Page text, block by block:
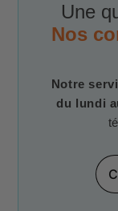
Une
Nos
Notre
du lundi